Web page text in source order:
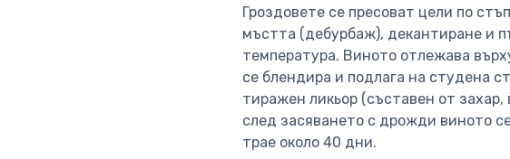
Гроздовете се пресоват цели по
мъстта (дебурбаж), декантиране и
температура. Виното отлежава
се блендира и подлага на студена
тиражен ликьор (съставен от
след засяването с дрожди виното
трае около 40 дни.